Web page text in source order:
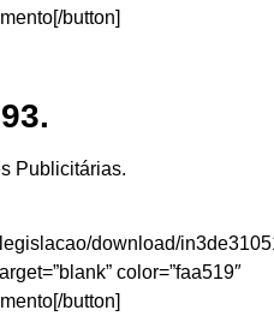
button]
Publicitárias.
download/
color=”faa519″
button]